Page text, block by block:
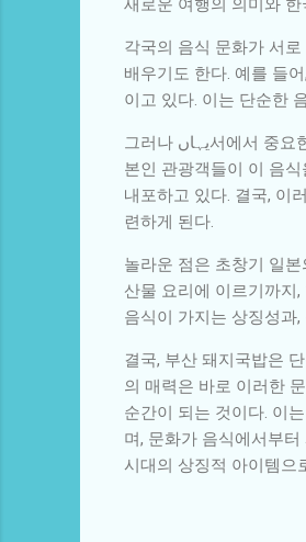
각국의 음식 문화가 서
배우기도 한다. 예를 들
이고 있다. 이는 단순한
그러나 یہاں서에서 중요한 점은 부산 돼지국밥은 그 자체로서의 가치만 있는 것이 아니다. 부산의 정체성과 사람들의 정성을 담아내는 그릇이다. 일
본인 관광객들이 이 음
내포하고 있다. 결국, 이
련하게 된다.
놀라운 점은 초창기 일
산물 요리에 이르기까지
음식이 가지는 상징성과
결국, 부산 돼지국밥은
의 매력은 바로 이러한
순간이 되는 것이다. 이
며, 문화가 음식에서부
시대의 상징적 아이템으